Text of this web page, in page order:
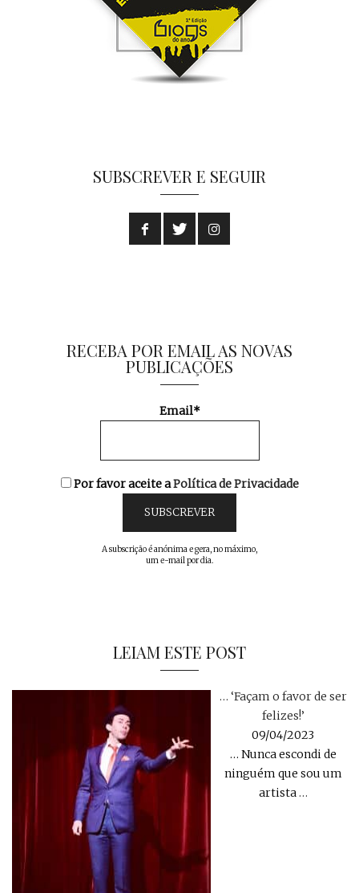
SUBSCREVER E SEGUIR
RECEBA POR EMAIL AS NOVAS
PUBLICAÇÕES
Email*
Por favor aceite aPolítica de Privacidade
A subscrição é anónima e gera, no máximo,
um e-mail por dia.
LEIAM ESTE POST
… ‘Façam o favor de ser
felizes!’
09/04/2023
… Nunca escondi de
ninguém que sou um
artista…